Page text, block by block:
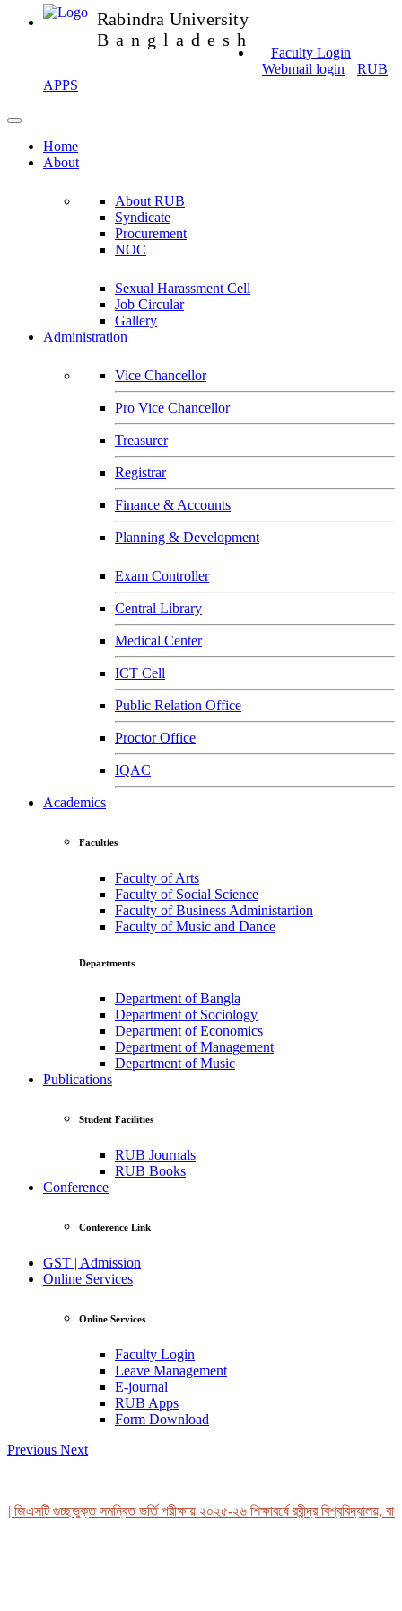
Rabindra University
Bangladesh
Faculty Login
Webmail login
RUB
APPS
Home
About
About RUB
Syndicate
Procurement
NOC
Sexual Harassment Cell
Job Circular
Gallery
Administration
Vice Chancellor
Pro Vice Chancellor
Treasurer
Registrar
Finance & Accounts
Planning & Development
Exam Controller
Central Library
Medical Center
ICT Cell
Public Relation Office
Proctor Office
IQAC
Academics
Faculties
Faculty of Arts
Faculty of Social Science
Faculty of Business Administartion
Faculty of Music and Dance
Departments
Department of Bangla
Department of Sociology
Department of Economics
Department of Management
Department of Music
Publications
Student Facilities
RUB Journals
RUB Books
Conference
Conference Link
GST | Admission
Online Services
Online Services
Faculty Login
Leave Management
E-journal
RUB Apps
Form Download
Previous Next
গুচ্ছভুক্ত সমন্বিত ভর্তি পরীক্ষায় ২০২৫-২৬ শিক্ষাবর্ষে রবীন্দ্র বিশ্ববিদ্যালয়,